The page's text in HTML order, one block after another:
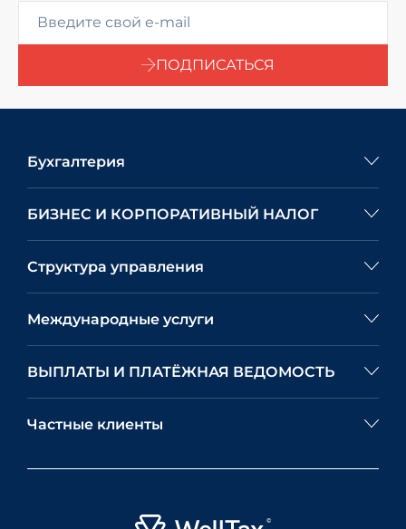
ПОДПИСАТЬСЯ
Бухгалтерия
БИЗНЕС И КОРПОРАТИВНЫЙ НАЛОГ
Структура управления
Международные услуги
ВЫПЛАТЫ И ПЛАТЁЖНАЯ ВЕДОМОСТЬ
Частные клиенты